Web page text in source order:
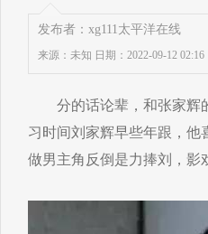
发布者：xg111太平洋在线
来源：未知 日期：2022-09-12 02:16
分的话论辈，和张家辉的
习时间刘家辉早些年跟，他
做男主角反倒是力捧刘，影